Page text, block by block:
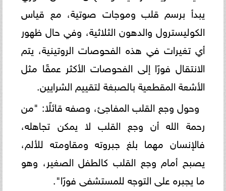
يبدأ برسم قلب وموجات صوتية، مع قياس
الكوليسترول والدهون الثلاثية، وفي حال ظهور
أي تغيرات في هذه الفحوصات الروتينية، يتم
الانتقال فورًا إلى الفحوصات الأكثر عمقًا مثل
الأشعة المقطعية بالصبغة لتقييم الشرايين.
وحول وجع القلب المفاجئ، وصفه قائلًا: "من
رحمة الله أن وجع القلب لا يمكن تجاهله،
فالإنسان مهما بلغ جبروته ومقاومته للألم،
يصبح أمام وجع القلب كالطفل الصغير، وهو
ما يجبره على التوجه للمستشفى فورًا".